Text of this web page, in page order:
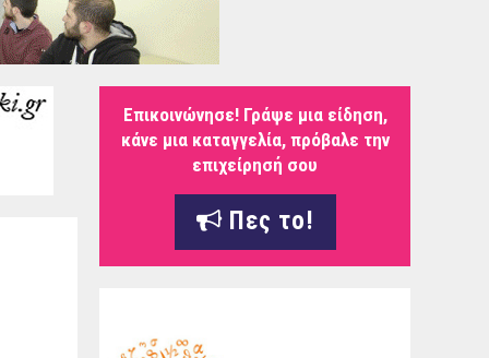
Επικοινώνησε! Γράψε μια είδηση,
κάνε μια καταγγελία, πρόβαλε την
επιχείρησή σου
Πες το!